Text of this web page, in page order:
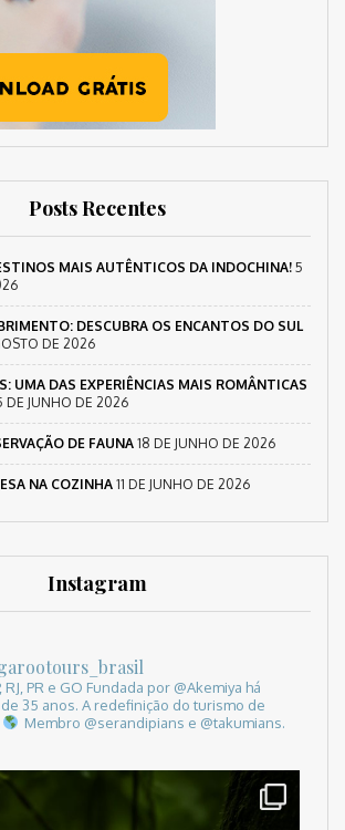
Posts Recentes
MAIS AUTÊNTICOS DA INDOCHINA! 5
DESCUBRA OS ENCANTOS DO SUL
DE 2026
UMA DAS EXPERIÊNCIAS MAIS ROMÂNTICAS
DE JUNHO DE 2026
DE FAUNA18 DE JUNHO DE 2026
NA COZINHA11 DE JUNHO DE 2026
Instagram
RJ, PR e GO Fundada por @Akemiya há
35 anos. A redefinição do turismo de
Membro @serandipians e @takumians.